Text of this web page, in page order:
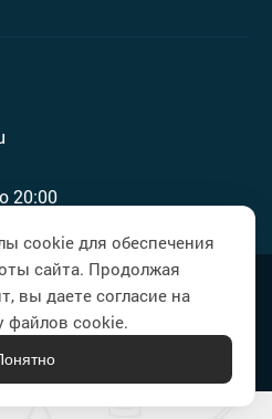
20:00
cookie для обеспечения
сайта. Продолжая
вы даете согласие на
файлов cookie.